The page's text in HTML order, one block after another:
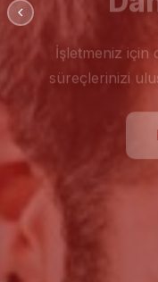
İşletmeniz için
süreçlerinizi